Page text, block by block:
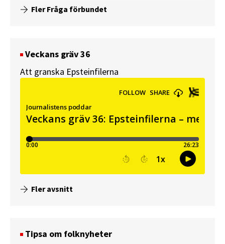
Fler Fråga förbundet
Veckans gräv 36
Att granska Epsteinfilerna
Fler avsnitt
Tipsa om folknyheter